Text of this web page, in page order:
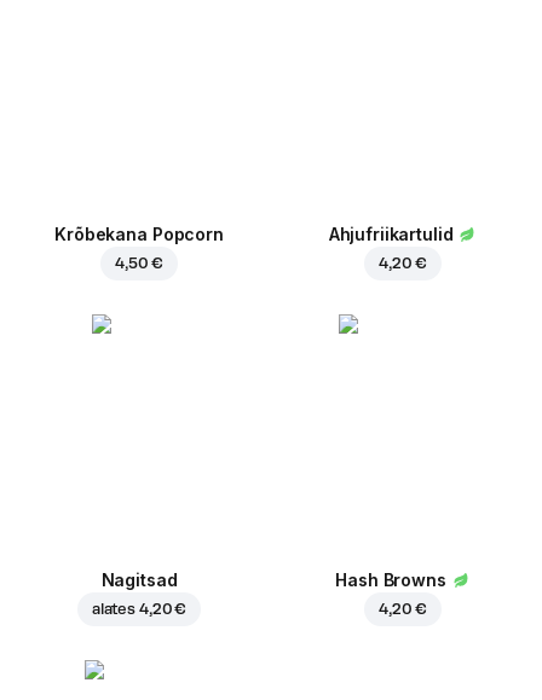
Krõbekana Popcorn
4,50 €
Ahjufriikartulid
4,20 €
Nagitsad
alates 4,20 €
Hash Browns
4,20 €